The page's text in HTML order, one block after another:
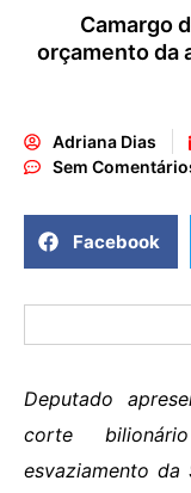
Camargo
orçamento da
Adriana Dias
Sem
Facebook
Deputado
corte
esvaziamento da